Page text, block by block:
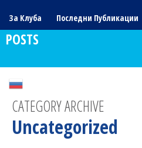
За Клуба Последни Публикации
POSTS
CATEGORY ARCHIVE
Uncategorized